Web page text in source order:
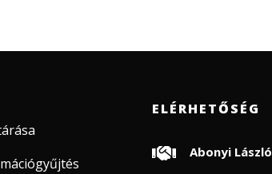
ELÉRHETŐSÉG
 Abonyi László